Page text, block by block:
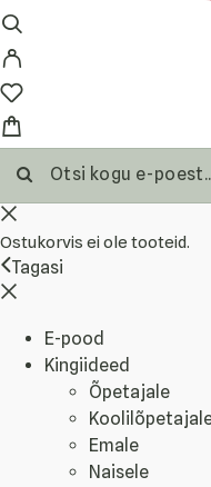
Ostukorvis ei ole tooteid.
Tagasi
E-pood
Kingiideed
Õpetajale
Emale
Naisele